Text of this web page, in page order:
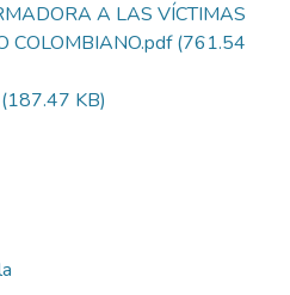
A LAS VÍCTIMAS
COLOMBIANO.pdf(761.54
KB)